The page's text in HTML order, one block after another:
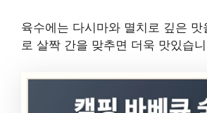
육수에는 다시마와 멸치로 깊은 맛
로 살짝 간을 맞추면 더욱 맛있습